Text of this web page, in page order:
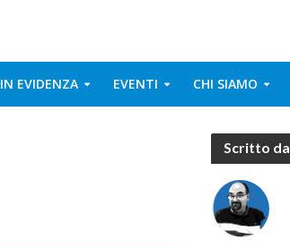
IN EVIDENZA EVENTI CHI SIAMO
Scritto da